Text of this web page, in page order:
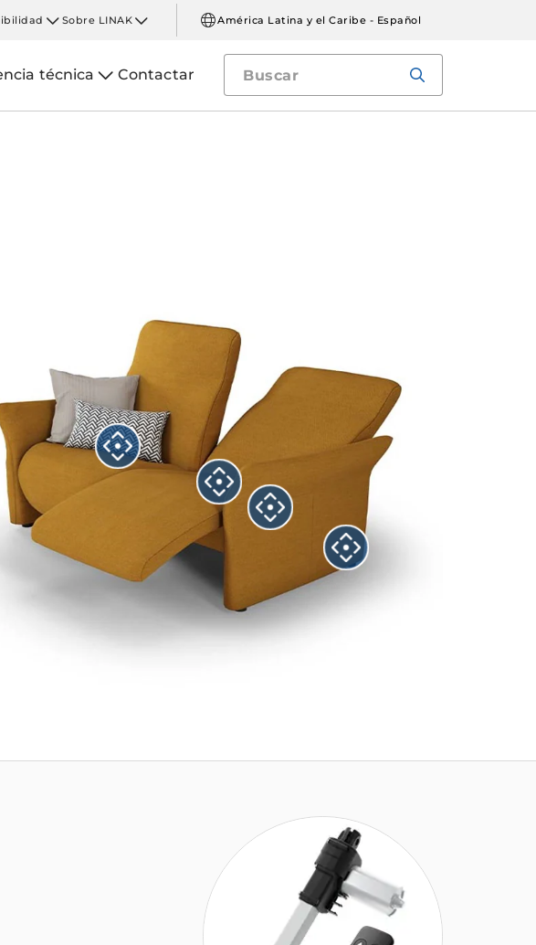
Sobre LINAK América Latina y el Caribe - Español
técnica Contactar